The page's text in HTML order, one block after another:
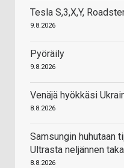
Tesla S,3,X,Y,
9.8.2026
Pyöräily
9.8.2026
Venäjä hyökkäsi
8.8.2026
Samsungin huhutaan
Ultrasta neljännen
8.8.2026